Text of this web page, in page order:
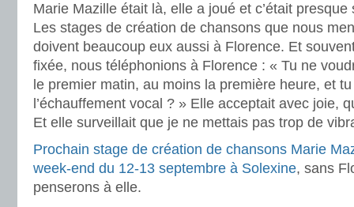
Marie Mazille était là, elle a joué et c’était
Les stages de création de chansons que nous
doivent beaucoup eux aussi à Florence. Et
fixée, nous téléphonions à Florence : « Tu ne
le premier matin, au moins la première heure, et
l’échauffement vocal ? » Elle acceptait avec joie,
Et elle surveillait que je ne mettais pas trop de
Prochain stage de création de chansons Marie
week-end du 12-13 septembre à Solexine, sans
penserons à elle.